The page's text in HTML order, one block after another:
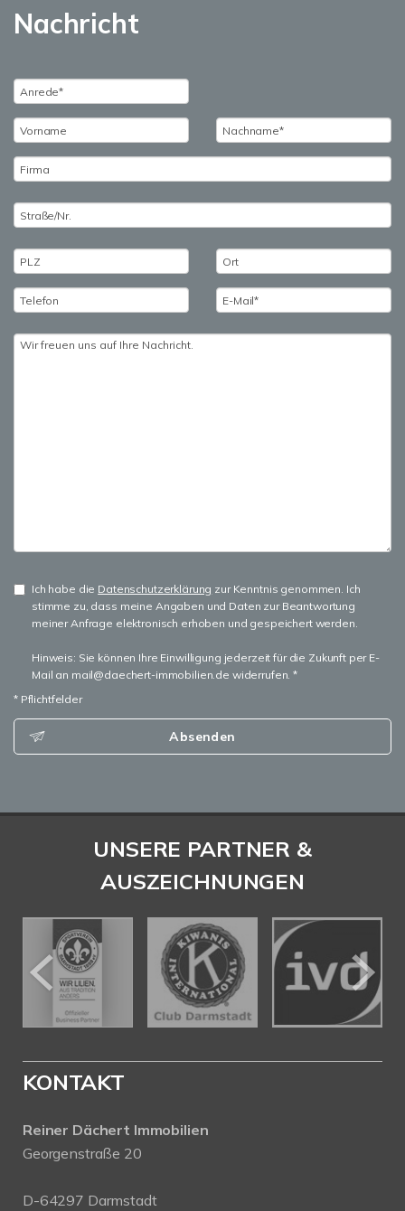
Nachricht
Ich habe die Datenschutzerklärung zur Kenntnis genommen. Ich
stimme zu, dass meine Angaben und Daten zur Beantwortung
meiner Anfrage elektronisch erhoben und gespeichert werden.
Hinweis: Sie können Ihre Einwilligung jederzeit für die Zukunft per E-
Mail an mail@daechert-immobilien.de widerrufen. *
* Pflichtfelder
Absenden
UNSERE PARTNER &
AUSZEICHNUNGEN
KONTAKT
Reiner Dächert Immobilien
Georgenstraße 20
D-64297 Darmstadt